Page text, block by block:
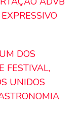
DOS
FESTIVAL,
UNIDOS